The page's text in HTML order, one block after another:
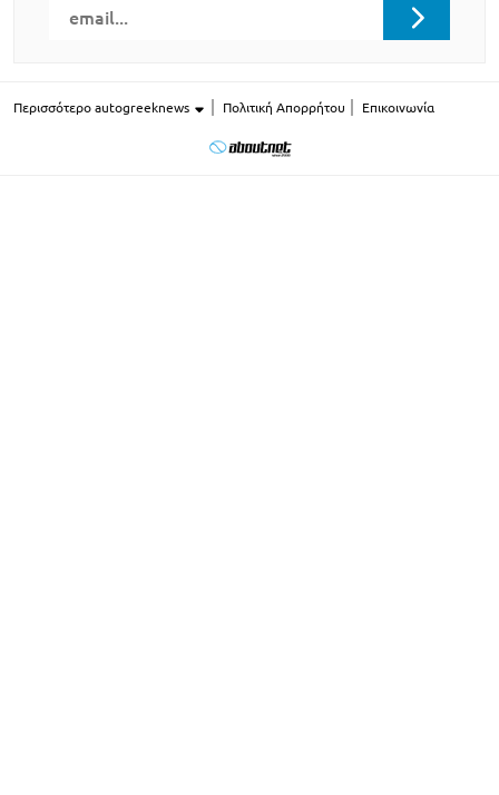
Περισσότερο autogreeknews Πολιτική Απορρήτου Επικοινωνία